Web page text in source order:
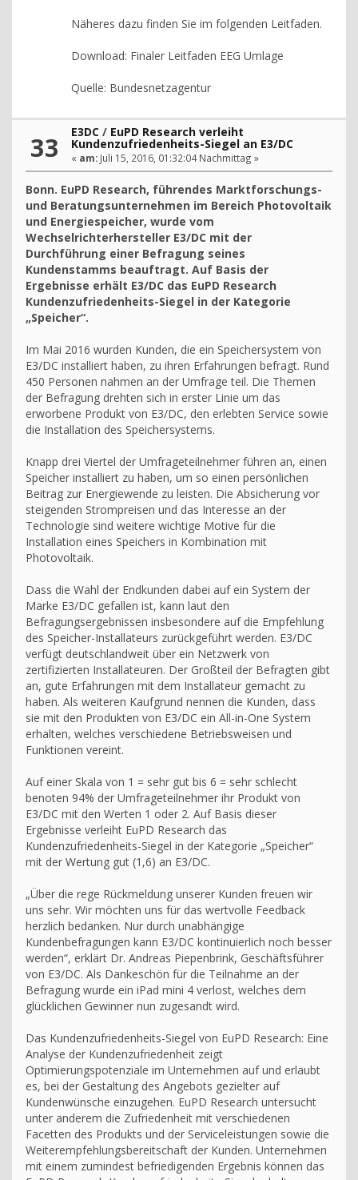
Näheres dazu finden Sie im folgenden Leitfaden.
Download: Finaler Leitfaden EEG Umlage
Quelle: Bundesnetzagentur
33 E3DC / EuPD Research verleiht
Kundenzufriedenheits-Siegel an E3/DC
« am: Juli 15, 2016, 01:32:04 Nachmittag »
Bonn. EuPD Research, führendes Marktforschungs-
und Beratungsunternehmen im Bereich Photovoltaik
und Energiespeicher, wurde vom
Wechselrichterhersteller E3/DC mit der
Durchführung einer Befragung seines
Kundenstamms beauftragt. Auf Basis der
Ergebnisse erhält E3/DC das EuPD Research
Kundenzufriedenheits-Siegel in der Kategorie
„Speicher“.
Im Mai 2016 wurden Kunden, die ein Speichersystem von
E3/DC installiert haben, zu ihren Erfahrungen befragt. Rund
450 Personen nahmen an der Umfrage teil. Die Themen
der Befragung drehten sich in erster Linie um das
erworbene Produkt von E3/DC, den erlebten Service sowie
die Installation des Speichersystems.
Knapp drei Viertel der Umfrageteilnehmer führen an, einen
Speicher installiert zu haben, um so einen persönlichen
Beitrag zur Energiewende zu leisten. Die Absicherung vor
steigenden Strompreisen und das Interesse an der
Technologie sind weitere wichtige Motive für die
Installation eines Speichers in Kombination mit
Photovoltaik.
Dass die Wahl der Endkunden dabei auf ein System der
Marke E3/DC gefallen ist, kann laut den
Befragungsergebnissen insbesondere auf die Empfehlung
des Speicher-Installateurs zurückgeführt werden. E3/DC
verfügt deutschlandweit über ein Netzwerk von
zertifizierten Installateuren. Der Großteil der Befragten gibt
an, gute Erfahrungen mit dem Installateur gemacht zu
haben. Als weiteren Kaufgrund nennen die Kunden, dass
sie mit den Produkten von E3/DC ein All-in-One System
erhalten, welches verschiedene Betriebsweisen und
Funktionen vereint.
Auf einer Skala von 1 = sehr gut bis 6 = sehr schlecht
benoten 94% der Umfrageteilnehmer ihr Produkt von
E3/DC mit den Werten 1 oder 2. Auf Basis dieser
Ergebnisse verleiht EuPD Research das
Kundenzufriedenheits-Siegel in der Kategorie „Speicher“
mit der Wertung gut (1,6) an E3/DC.
„Über die rege Rückmeldung unserer Kunden freuen wir
uns sehr. Wir möchten uns für das wertvolle Feedback
herzlich bedanken. Nur durch unabhängige
Kundenbefragungen kann E3/DC kontinuierlich noch besser
werden“, erklärt Dr. Andreas Piepenbrink, Geschäftsführer
von E3/DC. Als Dankeschön für die Teilnahme an der
Befragung wurde ein iPad mini 4 verlost, welches dem
glücklichen Gewinner nun zugesandt wird.
Das Kundenzufriedenheits-Siegel von EuPD Research: Eine
Analyse der Kundenzufriedenheit zeigt
Optimierungspotenziale im Unternehmen auf und erlaubt
es, bei der Gestaltung des Angebots gezielter auf
Kundenwünsche einzugehen. EuPD Research untersucht
unter anderem die Zufriedenheit mit verschiedenen
Facetten des Produkts und der Serviceleistungen sowie die
Weiterempfehlungsbereitschaft der Kunden. Unternehmen
mit einem zumindest befriedigenden Ergebnis können das